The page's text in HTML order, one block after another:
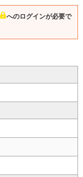
へのログインが必要で